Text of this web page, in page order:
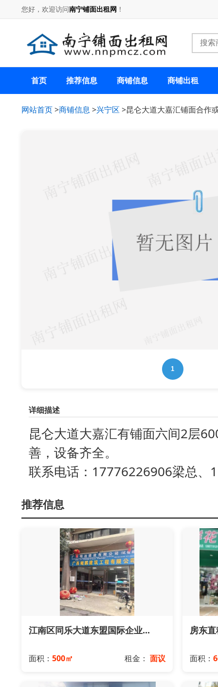
您好，欢迎访问南宁铺面出租网 ！
首页 推荐信息 商铺信息 商铺出租
网站首页>商铺信息 >兴宁区 >昆仑大道大嘉汇铺面合作
1
详细描述
昆仑大道大嘉汇有铺面六间2层
善，设备齐全。
联系电话：17776226906梁总、
推荐信息
江南区同乐大道东盟国际企业...
面积： 500㎡ 租金： 面议
房东
面积：